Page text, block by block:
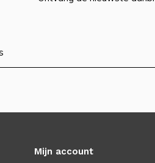
Mijn account